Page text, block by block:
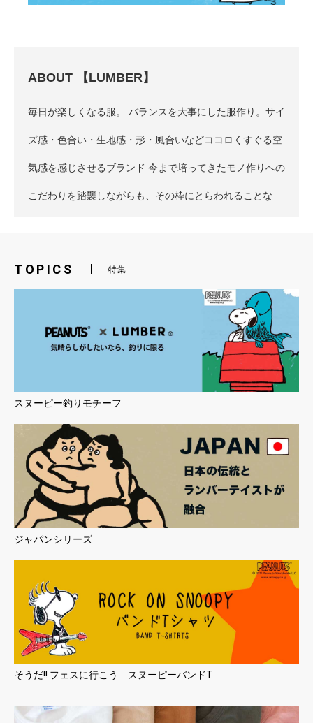
TOPICS 特集
スヌーピー釣りモチーフ
ジャパンシリーズ
そうだ!! フェスに行こう スヌーピーバンドT